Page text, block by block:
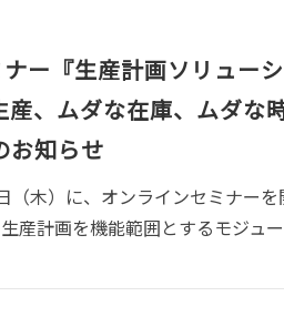
ー『生産計画ソリュー
産、ムダな在庫、ムダな
お知らせ
（木）に、オンラインセミナー
産計画を機能範囲とするモジュ